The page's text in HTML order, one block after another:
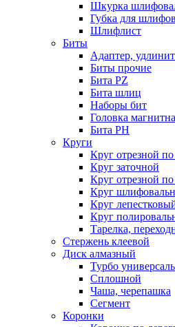
Шкурка
Губка для
Шлифлист
Биты
Адаптер,
Биты прочие
Бита PZ
Бита шлиц
Наборы бит
Головка
Бита PH
Круги
Круг отрезной
Круг заточной
Круг отрезной
Круг
Круг
Круг
Тарелка,
Стержень клеевой
Диск алмазный
Турбо
Сплошной
Чаша, черепашка
Сегмент
Коронки